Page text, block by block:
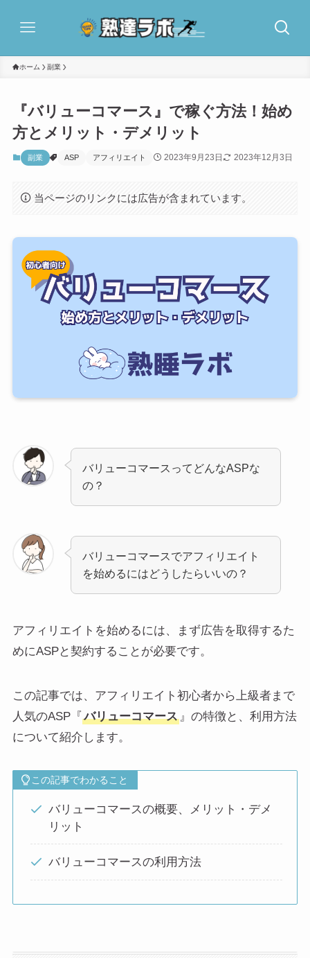
ホーム 副業
『バリューコマース』で稼ぐ方法！始め
方とメリット・デメリット
副業 ASP アフィリエイト 2023年9月23日 2023年12月3日
当ページのリンクには広告が含まれています。
バリューコマースってどんなASPな
の？
バリューコマースでアフィリエイト
を始めるにはどうしたらいいの？
アフィリエイトを始めるには、まず広告を取得するた
めにASPと契約することが必要です。
この記事では、アフィリエイト初心者から上級者まで
人気のASP『 バリューコマース』の特徴と、利用方法
について紹介します。
この記事でわかること
バリューコマースの概要、メリット・デメ
リット
バリューコマースの利用方法